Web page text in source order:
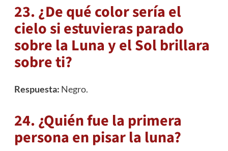
23. ¿De qué color sería el
cielo si estuvieras parado
sobre la Luna y el Sol brillara
sobre ti?
Respuesta: Negro.
24. ¿Quién fue la primera
persona en pisar la luna?